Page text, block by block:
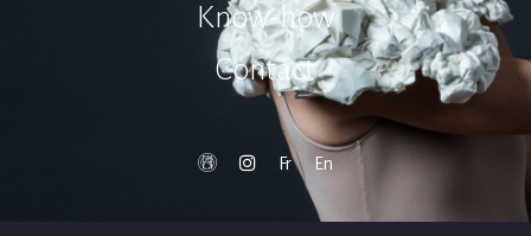
Know-how
Contact